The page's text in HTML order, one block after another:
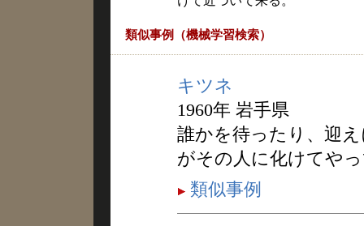
類似事例（機械学習検索）
キツネ
1960年 岩手県
誰かを待ったり、迎
がその人に化けてや
類似事例